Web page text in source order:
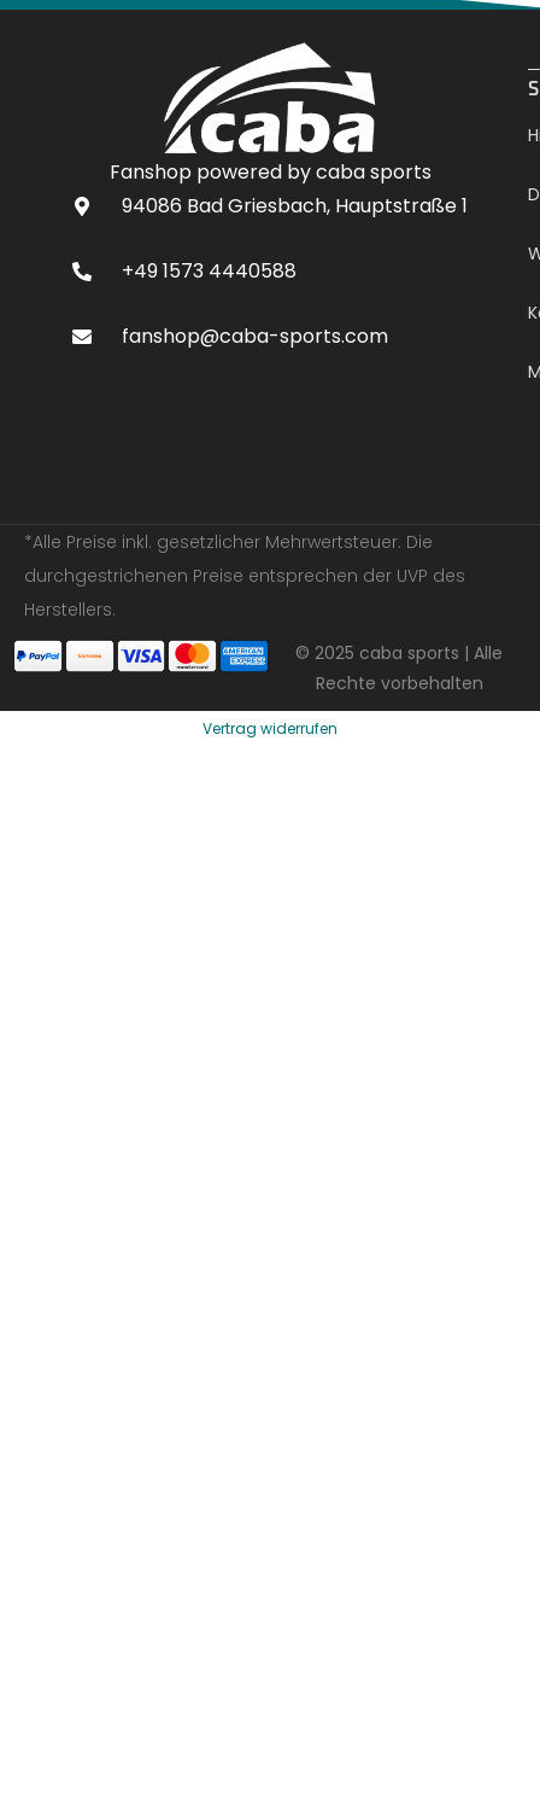
Fanshop powered by caba sports
94086 Bad Griesbach, Hauptstraße 1
+49 1573 4440588
fanshop@caba-sports.com
*Alle Preise inkl. gesetzlicher Mehrwertsteuer. Die
durchgestrichenen Preise entsprechen der UVP des
Herstellers.
© 2025 caba sports | Alle
Rechte vorbehalten
Vertrag widerrufen